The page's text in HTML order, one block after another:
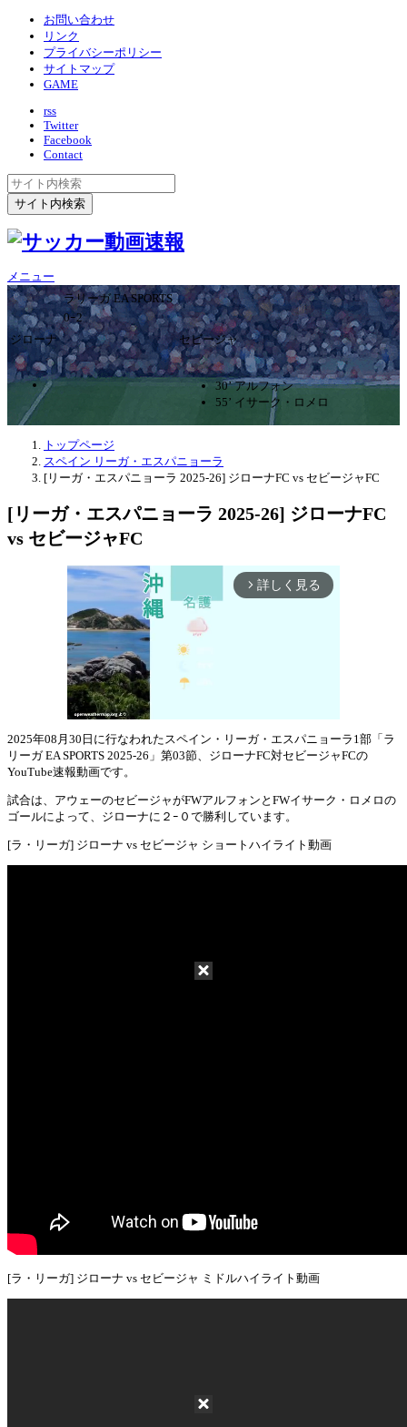
お問い合わせ
リンク
プライバシーポリシー
サイトマップ
GAME
rss
Twitter
Facebook
Contact
メニュー
ラリーガ EA SPORTS
0ｰ2
ジローナ
セビージャ
30’ アルフォン
55’ イサーク・ロメロ
トップページ
スペイン リーガ・エスパニョーラ
[リーガ・エスパニョーラ 2025-26] ジローナFC vs セビージャFC
[リーガ・エスパニョーラ 2025-26] ジローナFC
vs セビージャFC
arrow_forward_ios 詳しく見る
2025年08月30日に行なわれたスペイン・リーガ・エスパニョーラ1部「ラ
リーガ EA SPORTS 2025-26」第03節、ジローナFC対セビージャFCの
YouTube速報動画です。
試合は、アウェーのセビージャがFWアルフォンとFWイサーク・ロメロの
ゴールによって、ジローナに２ｰ０で勝利しています。
[ラ・リーガ] ジローナ vs セビージャ ショートハイライト動画
[ラ・リーガ] ジローナ vs セビージャ ミドルハイライト動画